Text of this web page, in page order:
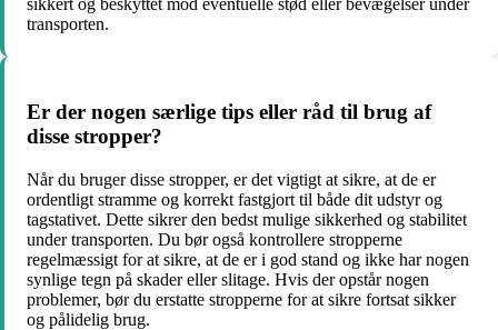
sikkert og beskyttet mod eventuelle stød eller bevægelser under
transporten.
Er der nogen særlige tips eller råd til brug af
disse stropper?
Når du bruger disse stropper, er det vigtigt at sikre, at de er
ordentligt stramme og korrekt fastgjort til både dit udstyr og
tagstativet. Dette sikrer den bedst mulige sikkerhed og stabilitet
under transporten. Du bør også kontrollere stropperne
regelmæssigt for at sikre, at de er i god stand og ikke har nogen
synlige tegn på skader eller slitage. Hvis der opstår nogen
problemer, bør du erstatte stropperne for at sikre fortsat sikker
og pålidelig brug.